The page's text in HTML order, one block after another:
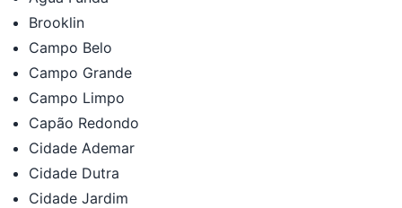
Brooklin
Campo Belo
Campo Grande
Campo Limpo
Capão Redondo
Cidade Ademar
Cidade Dutra
Cidade Jardim